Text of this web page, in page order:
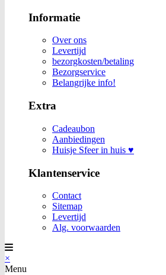
Informatie
Over ons
Levertijd
bezorgkosten/betaling
Bezorgservice
Belangrijke info!
Extra
Cadeaubon
Aanbiedingen
Huisje Sfeer in huis ♥
Klantenservice
Contact
Sitemap
Levertijd
Alg. voorwaarden
×
Menu